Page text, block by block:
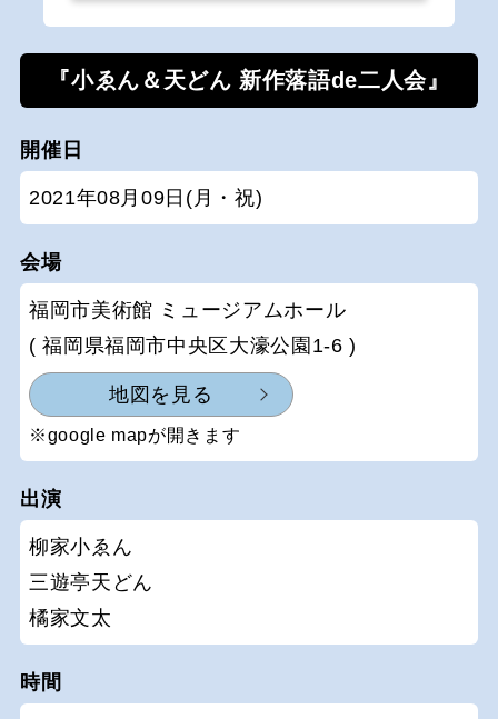
『小ゑん＆天どん 新作落語de二人会』
開催日
2021年08月09日(月・祝)
会場
福岡市美術館 ミュージアムホール
( 福岡県福岡市中央区大濠公園1-6 )
地図を見る
※google mapが開きます
出演
柳家小ゑん
三遊亭天どん
橘家文太
時間